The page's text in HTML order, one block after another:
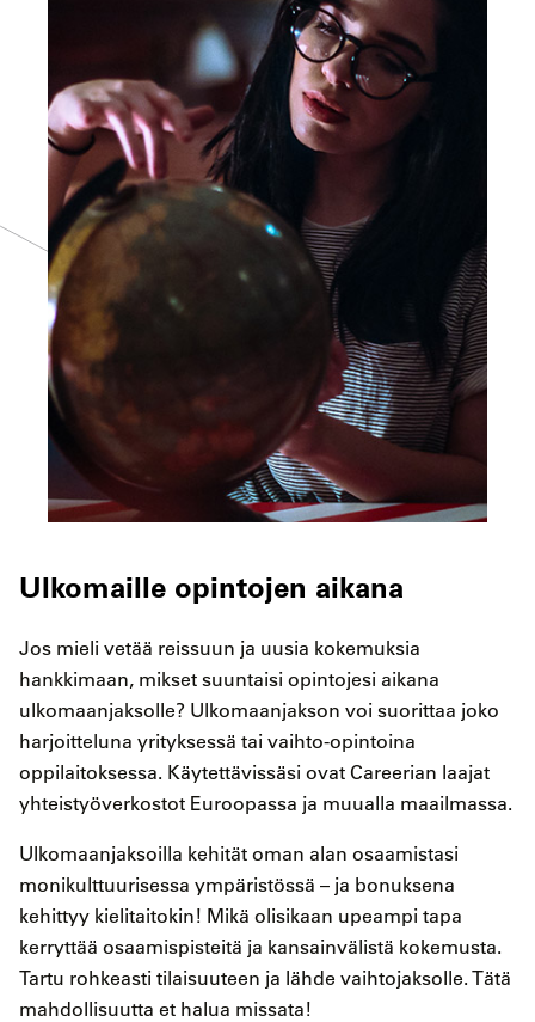
Ulkomaille opintojen aikana
Jos mieli vetää reissuun ja uusia kokemuksia
hankkimaan, mikset suuntaisi opintojesi aikana
ulkomaanjaksolle? Ulkomaanjakson voi suorittaa joko
harjoitteluna yrityksessä tai vaihto-opintoina
oppilaitoksessa. Käytettävissäsi ovat Careerian laajat
yhteistyöverkostot Euroopassa ja muualla maailmassa.
Ulkomaanjaksoilla kehität oman alan osaamistasi
monikulttuurisessa ympäristössä – ja bonuksena
kehittyy kielitaitokin! Mikä olisikaan upeampi tapa
kerryttää osaamispisteitä ja kansainvälistä kokemusta.
Tartu rohkeasti tilaisuuteen ja lähde vaihtojaksolle. Tätä
mahdollisuutta et halua missata!